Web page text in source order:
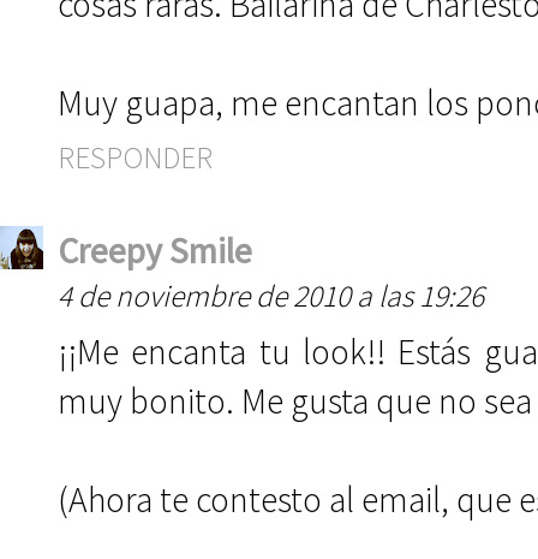
Muy guapa, me encantan los
RESPONDER
Creepy Smile
4 de noviembre de 2010 a las 19:26
¡¡Me encanta tu look!! Estás
muy bonito. Me gusta que no
(Ahora te contesto al email, que